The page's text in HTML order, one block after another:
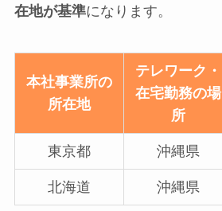
在地が基準になります。
本社事業所の
所在地
テレワーク・
在宅勤務の場
所
東京都 沖縄県
北海道 沖縄県